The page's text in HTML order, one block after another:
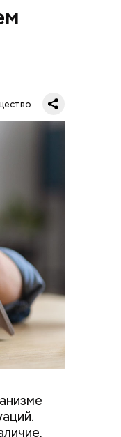
—
есть эту